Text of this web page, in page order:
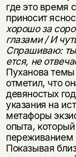
где это время
приносит
хорошо за
глазами / И
Спрашиваю: ты
ется, не
Пуханова
отметил, что
девяностых
указания на
метафоры
опыта,
переживанием
Показывая